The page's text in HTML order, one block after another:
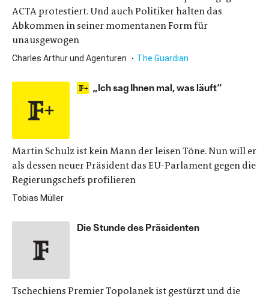
ACTA protestiert. Und auch Politiker halten das
Abkommen in seiner momentanen Form für
unausgewogen
Charles Arthur und Agenturen The Guardian
„Ich sag Ihnen mal, was läuft“
Martin Schulz ist kein Mann der leisen Töne. Nun will er
als dessen neuer Präsident das EU-Parlament gegen die
Regierungschefs profilieren
Tobias Müller
Die Stunde des Präsidenten
Tschechiens Premier Topolanek ist gestürzt und die